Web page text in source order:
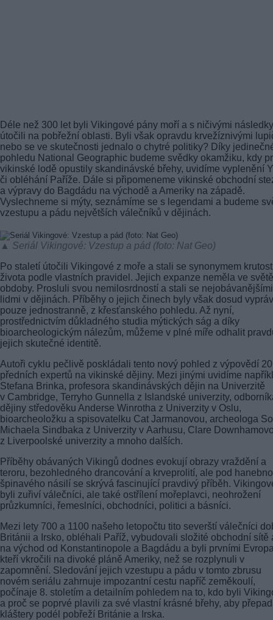
Déle než 300 let byli Vikingové pány moří a s ničivými následky
útočili na pobřežní oblasti. Byli však opravdu krvežíznivými
nebo se ve skutečnosti jednalo o chytré politiky? Díky
pohledu National Geographic budeme svědky okamžiku, kdy
vikinské lodě opustily skandinávské břehy, uvidíme vyplenění
či obléhání Paříže. Dále si připomeneme vikinské obchodní
a výpravy do Bagdádu na východě a Ameriky na západě.
Vyslechneme si mýty, seznámíme se s legendami a budeme
vzestupu a pádu největších válečníků v dějinách.
▲ Seriál Vikingové: Vzestup a pád (foto: Nat Geo)
Po staletí útočili Vikingové z moře a stali se synonymem
života podle vlastních pravidel. Jejich expanze neměla ve světě
obdoby. Prosluli svou nemilosrdností a stali se nejobávanějšími
lidmi v dějinách. Příběhy o jejich činech byly však dosud
pouze jednostranně, z křesťanského pohledu. Až nyní,
prostřednictvím důkladného studia mýtických ság a díky
bioarcheologickým nálezům, můžeme v plné míře odhalit
jejich skutečné identitě.
Autoři cyklu pečlivě poskládali tento nový pohled z výpovědí 20
předních expertů na vikinské dějiny. Mezi jinými uvidíme
Stefana Brinka, profesora skandinávských dějin na Univerzitě
v Cambridge, Terryho Gunnella z Islandské univerzity,
dějiny středověku Anderse Winrotha z Univerzity v Oslu,
bioarcheoložku a spisovatelku Cat Jarmanovou, archeologa
Michaela Sindbaka z Univerzity v Aarhusu, Clare
z Liverpoolské univerzity a mnoho dalších.
Příběhy obávaných Vikingů dodnes evokují obrazy vraždění a
teroru, bezohledného drancování a krveprolití, ale pod
špinavého násilí se skrývá fascinující pravdivý příběh.
byli zuřiví válečníci, ale také ostřílení mořeplavci, neohrožení
průzkumníci, řemeslníci, obchodníci, politici a básníci.
Mezi lety 700 a 1100 našeho letopočtu tito severští válečníci
Británii a Irsko, obléhali Paříž, vybudovali složité obchodní sítě
na východ od Konstantinopole a Bagdádu a byli prvními
kteří vkročili na divoké pláně Ameriky, než se rozplynuli v
zapomnění. Sledování jejich vzestupu a pádu v tomto zbrusu
novém seriálu zahrnuje impozantní cestu napříč zeměkoulí,
počínaje 8. stoletím a detailním pohledem na to, kdo byli
a proč se poprvé plavili za své vlastní krásné břehy, aby
kláštery podél pobřeží Británie a Irska.